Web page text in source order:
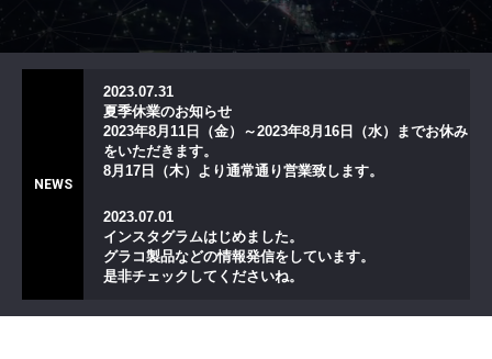
NEWS
2023.07.31
夏季休業のお知らせ
2023年8月11日（金）～2023年8月16日（水）までお休み
をいただきます。
8月17日（木）より通常通り営業致します。
2023.07.01
インスタグラムはじめました。
グラコ製品などの情報発信をしています。
是非チェックしてくださいね。